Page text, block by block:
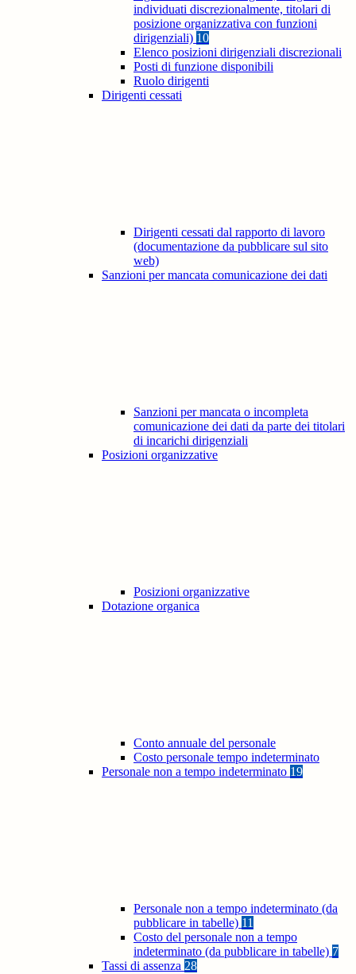
individuati discrezionalmente, titolari di
posizione organizzativa con funzioni
dirigenziali) 10
Elenco posizioni dirigenziali discrezionali
Posti di funzione disponibili
Ruolo dirigenti
Dirigenti cessati
Dirigenti cessati dal rapporto di lavoro
(documentazione da pubblicare sul sito
web)
Sanzioni per mancata comunicazione dei dati
Sanzioni per mancata o incompleta
comunicazione dei dati da parte dei titolari
di incarichi dirigenziali
Posizioni organizzative
Posizioni organizzative
Dotazione organica
Conto annuale del personale
Costo personale tempo indeterminato
Personale non a tempo indeterminato 19
Personale non a tempo indeterminato (da
pubblicare in tabelle) 11
Costo del personale non a tempo
indeterminato (da pubblicare in tabelle) 7
Tassi di assenza 28